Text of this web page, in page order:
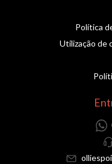
Política
Utilização de